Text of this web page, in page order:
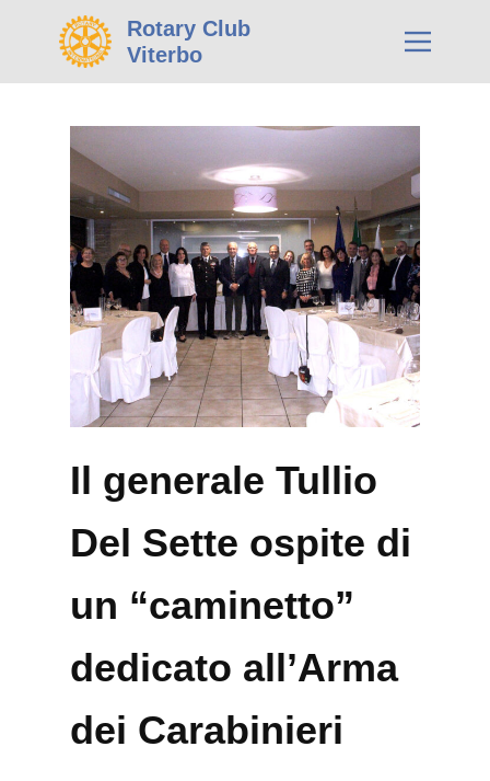
Rotary Club
Viterbo
Il generale Tullio
Del Sette ospite di
un “caminetto”
dedicato all’Arma
dei Carabinieri